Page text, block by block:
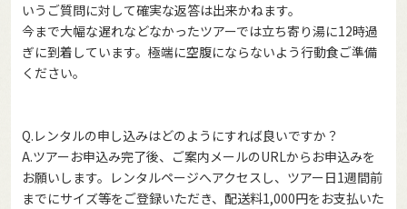
いうご質問に対して確実な返答は出来かねます。
今まで大幅な遅れなどなかったツアーでは立ち寄り湯に12時過
ぎに到着しています。極端に空腹にならないよう行動食ご準備
ください。
Q.レンタルの申し込みはどのようにすれば良いですか？
A.ツアーお申込み完了後、ご案内メールのURLからお申込みを
お願いします。レンタルページへアクセスし、ツアー日1週間前
までにサイズ等をご登録いただき、配送料1,000円をお支払いた